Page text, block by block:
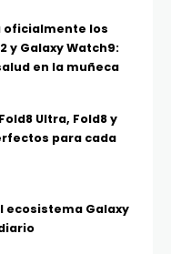
oficialmente los
y Galaxy Watch9:
en la muñeca
Ultra, Fold8 y
para cada
ecosistema Galaxy